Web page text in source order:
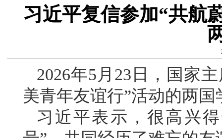
习近平复信参加“共航
2026年5月23日，国家
美青年友谊行”活动的两国
习近平表示，很高兴